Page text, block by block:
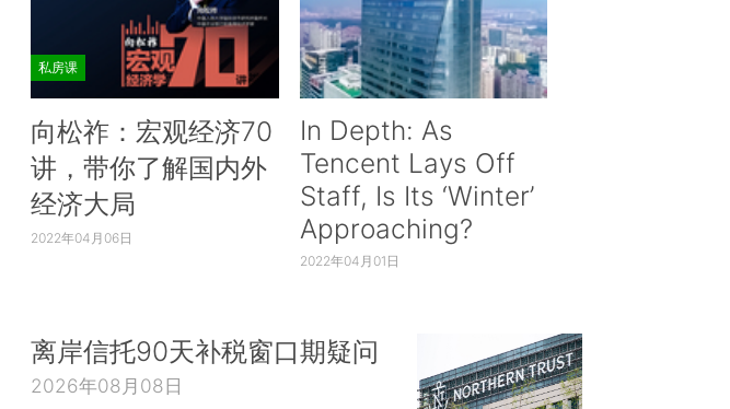
私房课
向松祚：宏观经济70
讲，带你了解国内外
经济大局
2022年04月06日
In Depth: As
Tencent Lays Off
Staff, Is Its ‘Winter’
Approaching?
2022年04月01日
离岸信托90天补税窗口期疑问
2026年08月08日